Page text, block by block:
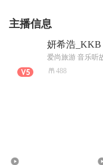
主播信息
妍希浩_KKB
488